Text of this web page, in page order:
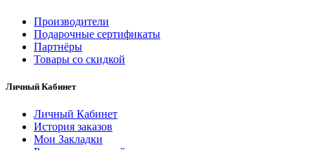
Производители
Подарочные сертификаты
Партнёры
Товары со скидкой
Личный Кабинет
Личный Кабинет
История заказов
Мои Закладки